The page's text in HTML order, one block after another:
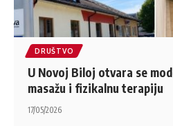
DRUŠTVO
U Novoj Biloj otvara se
masažu i fizikalnu terapiju
17/05/2026